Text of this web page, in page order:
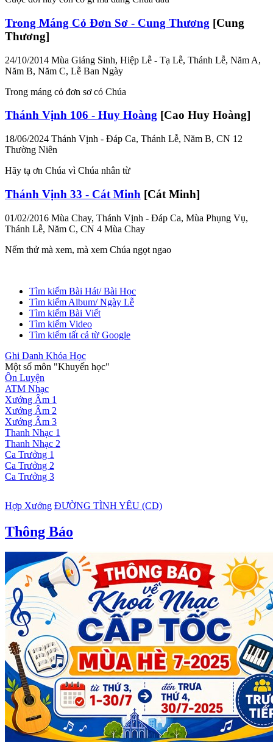
Trong Máng Cỏ Đơn Sơ - Cung Thương [Cung
Thương]
24/10/2014 Mùa Giáng Sinh, Hiệp Lễ - Tạ Lễ, Thánh Lễ, Năm A,
Năm B, Năm C, Lễ Ban Ngày
Trong máng cỏ đơn sơ có Chúa
Thánh Vịnh 106 - Huy Hoàng [Cao Huy Hoàng]
18/06/2024 Thánh Vịnh - Đáp Ca, Thánh Lễ, Năm B, CN 12
Thường Niên
Hãy tạ ơn Chúa vì Chúa nhân từ
Thánh Vịnh 33 - Cát Minh [Cát Minh]
01/02/2016 Mùa Chay, Thánh Vịnh - Đáp Ca, Mùa Phụng Vụ,
Thánh Lễ, Năm C, CN 4 Mùa Chay
Nếm thử mà xem, mà xem Chúa ngọt ngao
Tìm kiếm Bài Hát/ Bài Học
Tìm kiếm Album/ Ngày Lễ
Tìm kiếm Bài Viết
Tìm kiếm Video
Tìm kiếm tất cả từ Google
Ghi Danh Khóa Học
Một số môn "Khuyến học"
Ôn Luyện
ATM Nhạc
Xướng Âm 1
Xướng Âm 2
Xướng Âm 3
Thanh Nhạc 1
Thanh Nhạc 2
Ca Trưởng 1
Ca Trưởng 2
Ca Trưởng 3
Hợp Xướng ĐƯỜNG TÌNH YÊU (CD)
Thông Báo